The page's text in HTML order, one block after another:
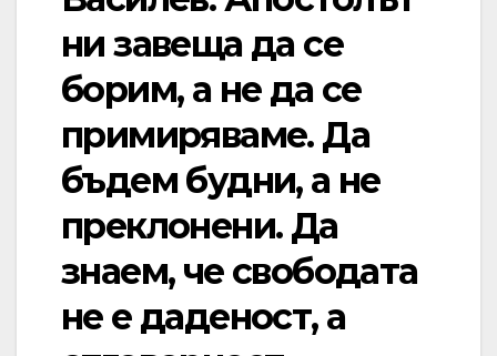
ни завеща да се
борим, а не да се
примиряваме. Да
бъдем будни, а не
преклонени. Да
знаем, че свободата
не е даденост, а